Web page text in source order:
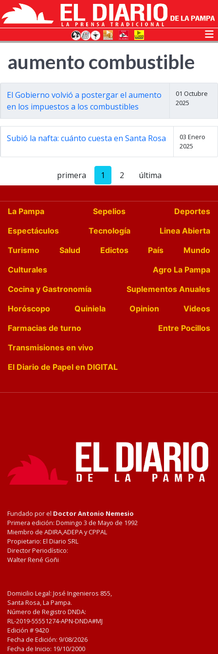
aumento combustible
El Gobierno volvió a postergar el aumento
en los impuestos a los combustibles
01 Octubre
2025
Subió la nafta: cuánto cuesta en Santa Rosa
03 Enero
2025
primera 1 2 última
La Pampa Sepelios
Deportes
Espectáculos
Tecnología
Linea Abierta
Turismo
Salud Edictos País
Mundo
Culturales
Agro La Pampa
Cocina y Gastronomía
Suplementos Anuales
Horóscopo
Quiniela Opinion
Videos
Farmacias de turno
Entre Pocillos
Transmisiones en vivo
El Diario de Papel en DIGITAL
Fundado por el Doctor Antonio Nemesio
Primera edición: Domingo 3 de Mayo de 1992
Miembro de ADIRA,ADEPA y CPPAL
Propietario: El Diario SRL
Director Periodístico:
Walter René Goñi
Domicilio Legal: José Ingenieros 855,
Santa Rosa, La Pampa.
Número de Registro DNDA:
RL-2019-55551274-APN-DNDA#MJ
Edición # 9420
Fecha de Edición: 9/08/2026
Fecha de Inicio: 19/10/2000